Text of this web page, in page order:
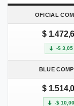
OFICIAL
$
-$ 3,05
BLUE
$
-$ 10,00